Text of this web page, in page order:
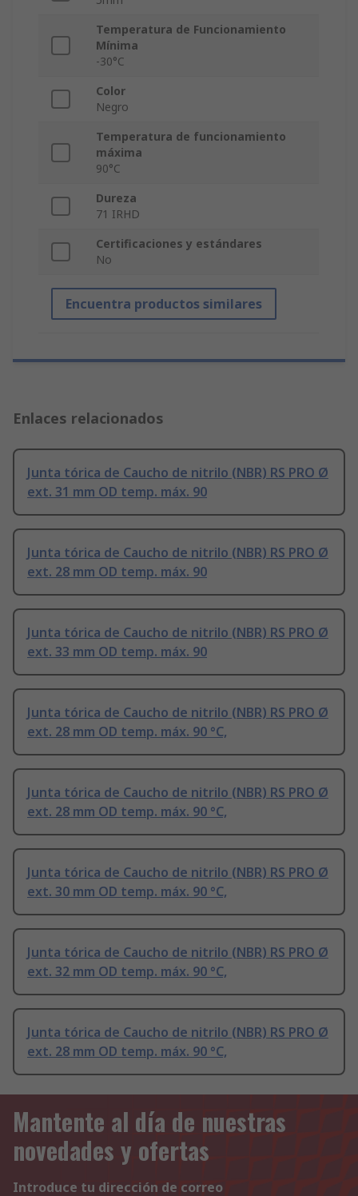
Temperatura de Funcionamiento
Mínima
-30°C
Color
Negro
Temperatura de funcionamiento
máxima
90°C
Dureza
71 IRHD
Certificaciones y estándares
No
Encuentra productos similares
Enlaces relacionados
Junta tórica de Caucho de nitrilo (NBR) RS PRO Ø
ext. 31 mm OD temp. máx. 90
Junta tórica de Caucho de nitrilo (NBR) RS PRO Ø
ext. 28 mm OD temp. máx. 90
Junta tórica de Caucho de nitrilo (NBR) RS PRO Ø
ext. 33 mm OD temp. máx. 90
Junta tórica de Caucho de nitrilo (NBR) RS PRO Ø
ext. 28 mm OD temp. máx. 90 °C,
Junta tórica de Caucho de nitrilo (NBR) RS PRO Ø
ext. 28 mm OD temp. máx. 90 °C,
Junta tórica de Caucho de nitrilo (NBR) RS PRO Ø
ext. 30 mm OD temp. máx. 90 °C,
Junta tórica de Caucho de nitrilo (NBR) RS PRO Ø
ext. 32 mm OD temp. máx. 90 °C,
Junta tórica de Caucho de nitrilo (NBR) RS PRO Ø
ext. 28 mm OD temp. máx. 90 °C,
Mantente al día de nuestras
novedades y ofertas
Introduce tu dirección de correo